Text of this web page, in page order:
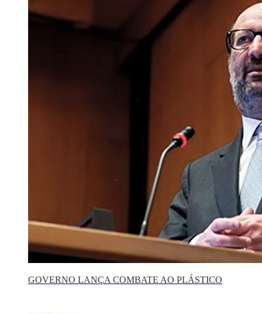
GOVERNO LANÇA COMBATE AO PLÁSTICO